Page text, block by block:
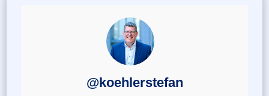
@koehlerstefan